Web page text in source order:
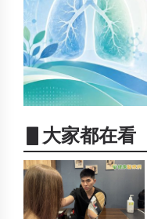
▋大家都在看